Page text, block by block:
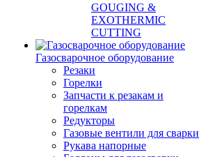
GOUGING &
EXOTHERMIC
CUTTING
Газосварочное оборудование
Резаки
Горелки
Запчасти к резакам и
горелкам
Редукторы
Газовые вентили для сварки
Рукава напорные